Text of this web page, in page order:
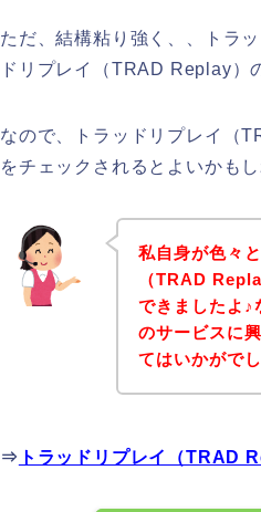
ただ、結構粘り強く、、トラ
ドリプレイ（TRAD Replay）
なので、トラッドリプレイ（
をチェックされるとよいかもし
私自身が色々
（TRAD
できましたよ♪
のサービスに
てはいかがで
⇒ トラッドリプレイ（TRAD